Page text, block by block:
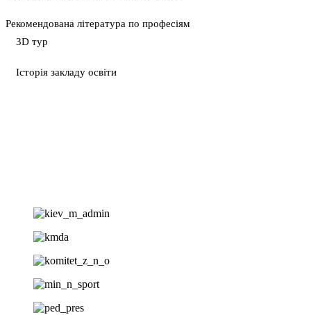
Рекомендована література по професіям
3D тур
Історія закладу освіти